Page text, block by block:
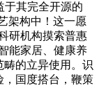
于其完全开源的
架构中！这一愿
研机构摸索普惠
能家居、健康养
的立异使用。识
，国度搭台，鞭策